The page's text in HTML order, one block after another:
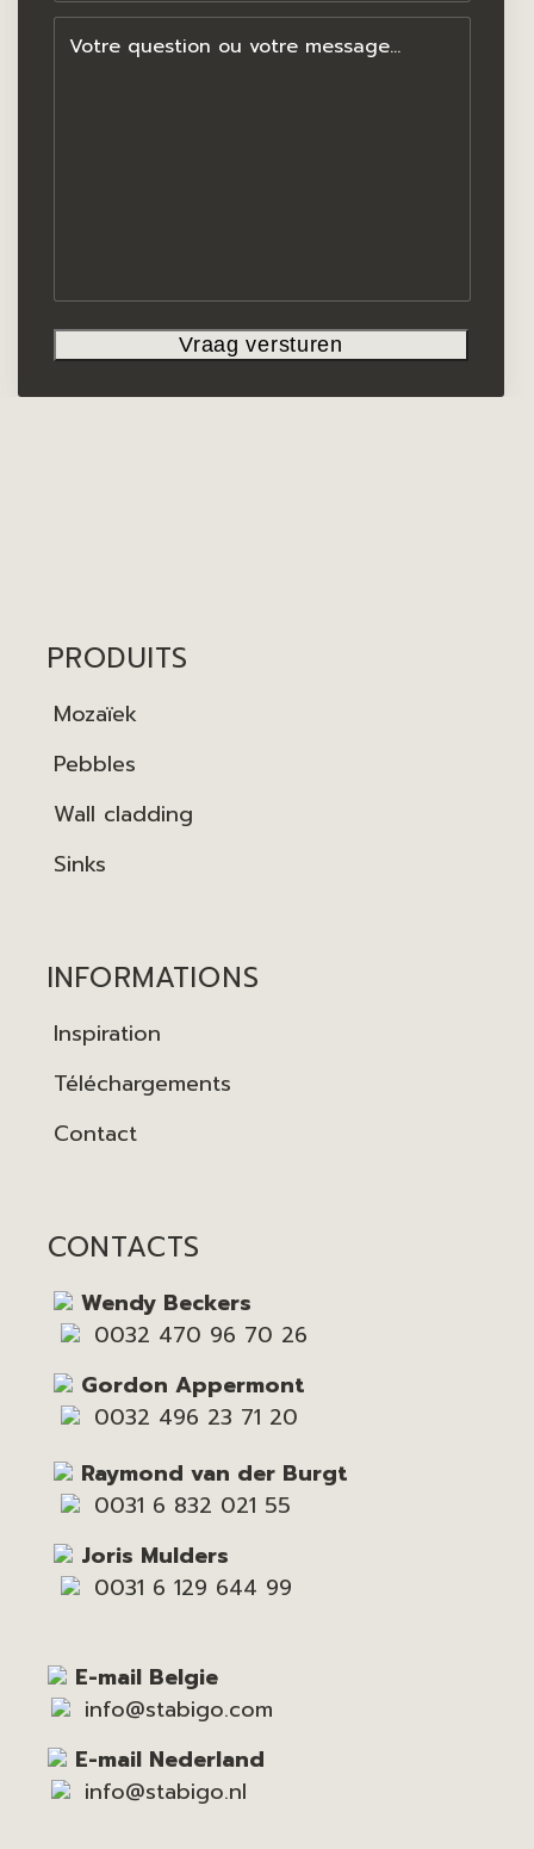
PRODUITS
Mozaïek
Pebbles
Wall cladding
Sinks
INFORMATIONS
Inspiration
Téléchargements
Contact
CONTACTS
Wendy Beckers
0032 470 96 70 26
Gordon Appermont
0032 496 23 71 20
Raymond van der Burgt
0031 6 832 021 55
Joris Mulders
0031 6 129 644 99
E-mail Belgie
info@stabigo.com
E-mail Nederland
info@stabigo.nl